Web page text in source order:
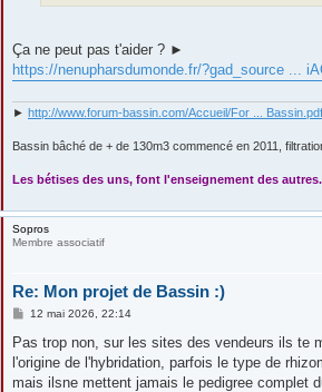
Ça ne peut pas t'aider ? ►
https://nenupharsdumonde.fr/?gad_source ...
► http://www.forum-bassin.com/Accueil/For ... Bassin.pdf
Bassin bâché de + de 130m3 commencé en 2011,
Les bétises des uns, font l'enseignement des
Sopros
Membre associatif
Re: Mon projet de Bassin :)
M
s
a
g
12 mai 2026, 22:14
Pas trop non, sur les sites des vendeurs ils te
l'origine de l'hybridation, parfois le type de
mais ilsne mettent jamais le pedigree complet